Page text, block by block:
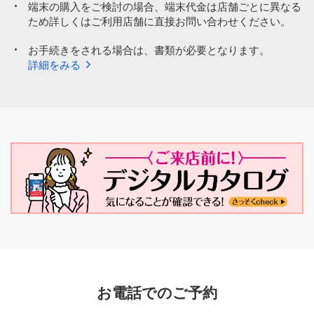
端末の購入をご検討の場合、端末代金は店舗ごとに異なる
ため詳しくはご利用店舗に直接お問い合わせください。
お手続きをされる場合は、書類が必要となります。
詳細をみる
お電話でのご予約